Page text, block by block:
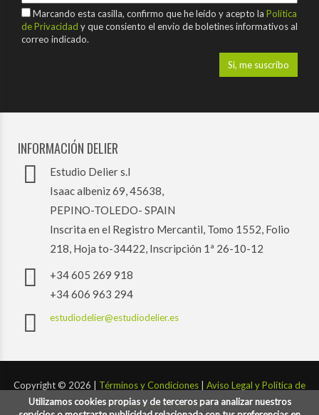
Utilizamos cookies propias y de terceros para analizar nuestros
Marcando esta casilla, confirmo que he leído y acepto la Política
de Privacidad y que consiento el envío de boletines informativos al
correo indicado.
INFORMACIÓN DELIER
Estudio Delier s.l
Isaac albeniz 69, 45638,
PEPINO-TOLEDO- SPAIN
Inscrita en el Registro Mercantil, Tomo 1552, Folio
218, Hoja to-34422, Inscripción 1ª 26-10-12
+34 605 269 918
+34 606 963 294
estudiodelier@estudiodelier.es
Copyright © 2026 | Términos y Condiciones
Aviso Legal y Política de
Privacidad y Cookies